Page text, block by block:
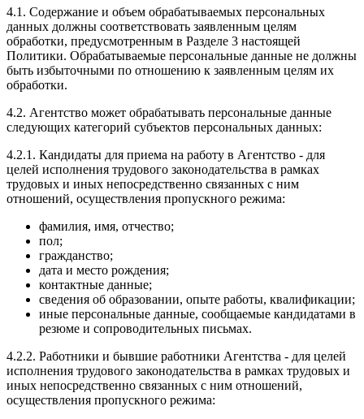
4.1. Содержание и объем обрабатываемых персональных
данных должны соответствовать заявленным целям
обработки, предусмотренным в Разделе 3 настоящей
Политики. Обрабатываемые персональные данные не должны
быть избыточными по отношению к заявленным целям их
обработки.
4.2. Агентство может обрабатывать персональные данные
следующих категорий субъектов персональных данных:
4.2.1. Кандидаты для приема на работу в Агентство - для
целей исполнения трудового законодательства в рамках
трудовых и иных непосредственно связанных с ним
отношений, осуществления пропускного режима:
фамилия, имя, отчество;
пол;
гражданство;
дата и место рождения;
контактные данные;
сведения об образовании, опыте работы, квалификации;
иные персональные данные, сообщаемые кандидатами в
резюме и сопроводительных письмах.
4.2.2. Работники и бывшие работники Агентства - для целей
исполнения трудового законодательства в рамках трудовых и
иных непосредственно связанных с ним отношений,
осуществления пропускного режима: